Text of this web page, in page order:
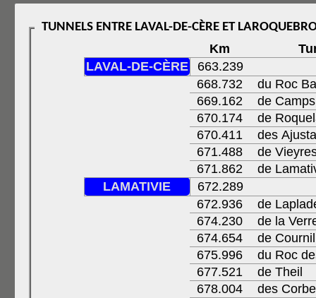
Km
LAVAL-DE-CÈRE
663.239
668.732
du Roc
669.162
de Camps
670.174
de
670.411
des
671.488
de
671.862
de
LAMATIVIE
672.289
672.936
de
674.230
de la
674.654
de Cournil
675.996
du Roc
677.521
de Theil
678.004
des